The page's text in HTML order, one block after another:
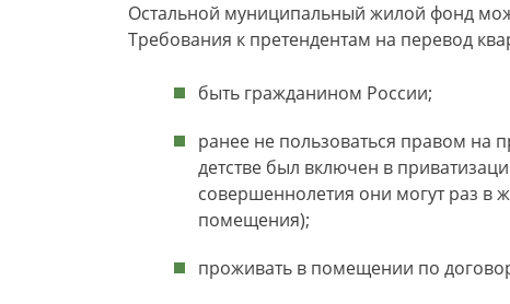
Остальной муниципальный жилой фонд
Требования к претендентам на перевод
быть гражданином России;
ранее не пользоваться правом на
детстве был включен в
совершеннолетия они могут раз в
помещения);
проживать в помещении по